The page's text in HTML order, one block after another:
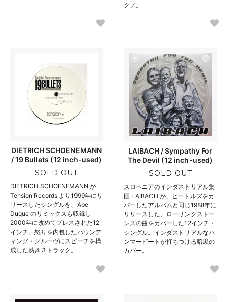
クノ。
DIETRICH SCHOENEMANN
/ 19 Bullets (12 inch-used)
SOLD OUT
DIETRICH SCHOENEMANN が
Tension Records より1999年にリ
リースしたシングルを、Abe
Duque のリミックスも収録し
2000年に改めてプレスされた12
インチ。怒りを内包したパウンデ
ィング・グルーヴにスピーチを構
成した熱き３トラック。
LAIBACH / Sympathy For
The Devil (12 inch-used)
SOLD OUT
スロベニアのインダストリアル集
団 LAIBACH が、ビートルズをカ
バーしたアルバムと同じ1988年に
リリースした、ローリングストー
ンズの曲をカバーした12インチ・
シングル。インダストリアルなハ
ンマービートが打ちつける暗黒の
カバー。